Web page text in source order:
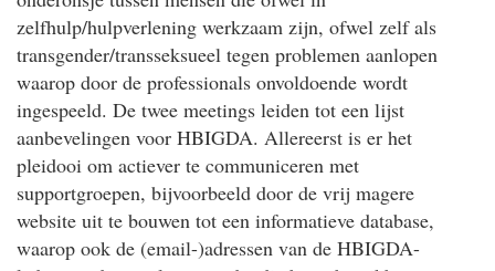
zelfhulp/hulpverlening werkzaam zijn, ofwel zelf als
transgender/transseksueel tegen problemen aanlopen
waarop door de professionals onvoldoende wordt
ingespeeld. De twee meetings leiden tot een lijst
aanbevelingen voor HBIGDA. Allereerst is er het
pleidooi om actiever te communiceren met
supportgroepen, bijvoorbeeld door de vrij magere
website uit te bouwen tot een informatieve database,
waarop ook de (email-)adressen van de HBIGDA-